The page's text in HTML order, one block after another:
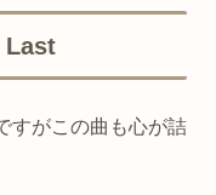
Last
すがこの曲も心が詰